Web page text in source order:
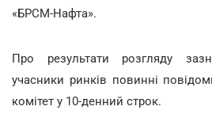
«БРСМ-Нафта».
Про результати розгляду
учасники ринків повинні
комітет у 10-денний строк.